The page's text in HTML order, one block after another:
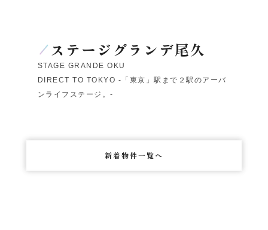
ステージグランデ尾久
STAGE GRANDE OKU
DIRECT TO TOKYO -「東京」駅まで２駅のアーバ
ンライフステージ。-
新着物件一覧へ